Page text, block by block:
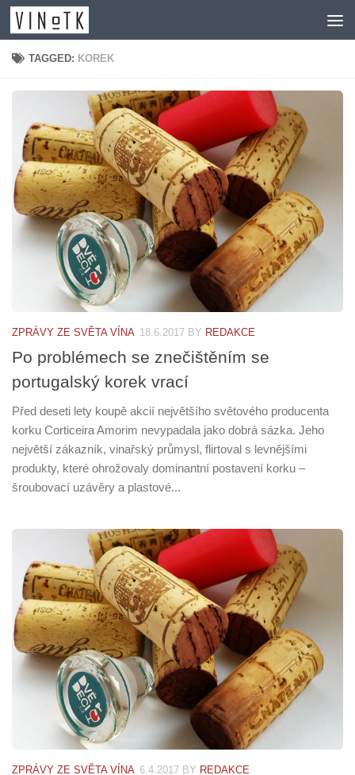
Skip to content
TAGGED: KOREK
ZPRÁVY ZE SVĚTA VÍNA 18.6.2017 BY REDAKCE
Po problémech se znečištěním se
portugalský korek vrací
Před deseti lety koupě akcií největšího světového producenta
korku Corticeira Amorim nevypadala jako dobrá sázka. Jeho
největší zákazník, vinařský průmysl, flirtoval s levnějšími
produkty, které ohrožovaly dominantní postavení korku –
šroubovací uzávěry a plastové...
ZPRÁVY ZE SVĚTA VÍNA 6.4.2017 BY REDAKCE